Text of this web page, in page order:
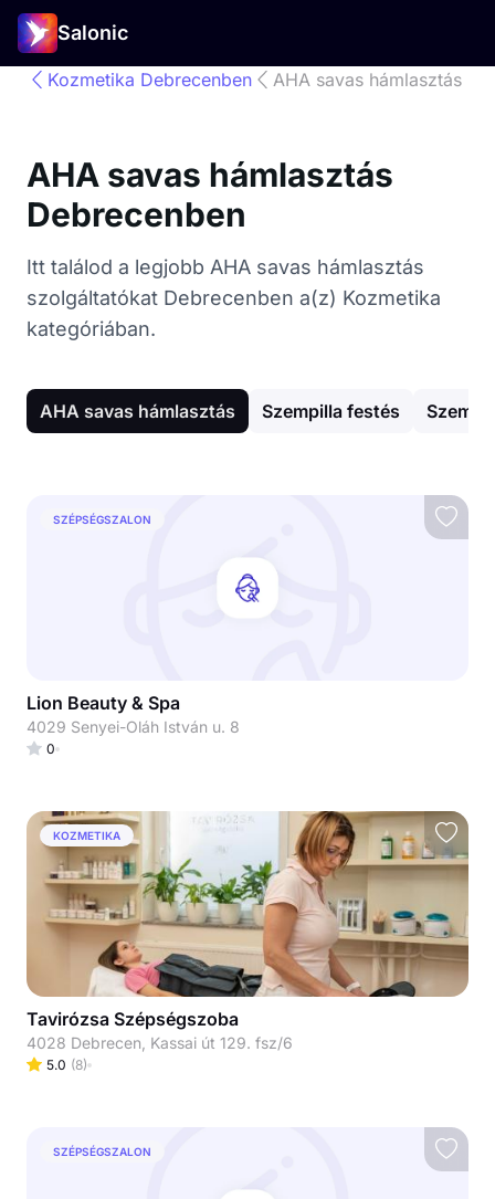
Salonic
Kozmetika Debrecenben AHA savas hámlasztás
AHA savas hámlasztás
Debrecenben
Itt találod a legjobb AHA savas hámlasztás
szolgáltatókat Debrecenben a(z) Kozmetika
kategóriában.
AHA savas hámlasztás Szempilla festés
SZÉPSÉGSZALON
Lion Beauty & Spa
4029 Senyei-Oláh István u. 8
0
KOZMETIKA
Tavirózsa Szépségszoba
4028 Debrecen, Kassai út 129. fsz/6
5.0 (8)
SZÉPSÉGSZALON